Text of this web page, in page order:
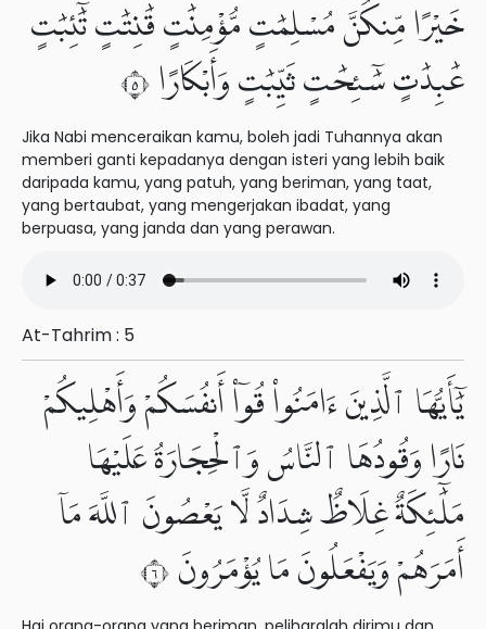
خَيْرًا مِّنكُنَّ مُسْلِمَٰتٍ مُّؤْمِنَٰتٍ قَٰنِتَٰتٍ تَٰٓئِبَٰتٍ
عَٰبِدَٰتٍ سَٰٓئِحَٰتٍ ثَيِّبَٰتٍ وَأَبْكَارًا ٥
Jika Nabi menceraikan kamu, boleh jadi Tuhannya akan
memberi ganti kepadanya dengan isteri yang lebih baik
daripada kamu, yang patuh, yang beriman, yang taat,
yang bertaubat, yang mengerjakan ibadat, yang
berpuasa, yang janda dan yang perawan.
At-Tahrim : 5
يَٰٓأَيُّهَا ٱلَّذِينَ ءَامَنُوا۟ قُوٓا۟ أَنفُسَكُمْ وَأَهْلِيكُمْ
نَارًا وَقُودُهَا ٱلنَّاسُ وَٱلْحِجَارَةُ عَلَيْهَا
مَلَٰٓئِكَةٌ غِلَاظٌ شِدَادٌ لَّا يَعْصُونَ ٱللَّهَ مَآ
أَمَرَهُمْ وَيَفْعَلُونَ مَا يُؤْمَرُونَ ٦